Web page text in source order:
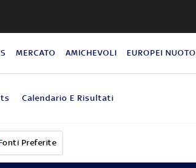
MERCATO AMICHEVOLI EUROPEI NUOTO
Calendario E Risultati
Preferite